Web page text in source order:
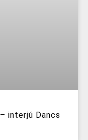
interjú Dancs